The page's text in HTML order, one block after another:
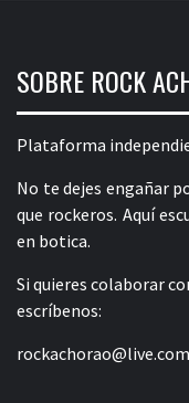
SOBRE ROCK
Plataforma
No te dejes engañar
que rockeros. Aquí
en botica.
Si quieres colaborar
escríbenos:
rockachorao@live.com